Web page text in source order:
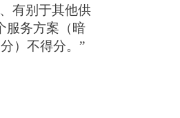
有别于其他供
服务方案（暗
）不得分。”